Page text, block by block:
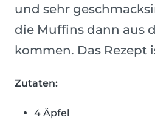
und sehr
die Muffins dann aus
kommen. Das Rezept
Zutaten:
4 Äpfel